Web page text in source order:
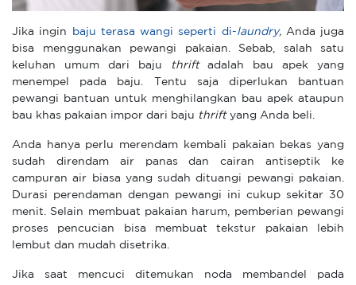
Jika ingin baju terasa wangi seperti di-laundry,Anda juga
bisa menggunakan pewangi pakaian. Sebab, salah satu
keluhan umum dari baju
thriftadalah bau apek yang
menempel pada baju. Tentu saja diperlukan bantuan
pewangi bantuan untuk menghilangkan bau apek ataupun
bau khas pakaian impor dari baju thrift yang Anda beli.
Anda hanya perlu merendam kembali pakaian bekas yang
sudah direndam air panas dan cairan antiseptik ke
campuran air biasa yang sudah dituangi pewangi pakaian.
Durasi perendaman dengan pewangi ini cukup sekitar 30
menit. Selain membuat pakaian harum, pemberian pewangi
proses pencucian bisa membuat tekstur pakaian lebih
lembut dan mudah disetrika.
Jika saat mencuci ditemukan noda membandel pada